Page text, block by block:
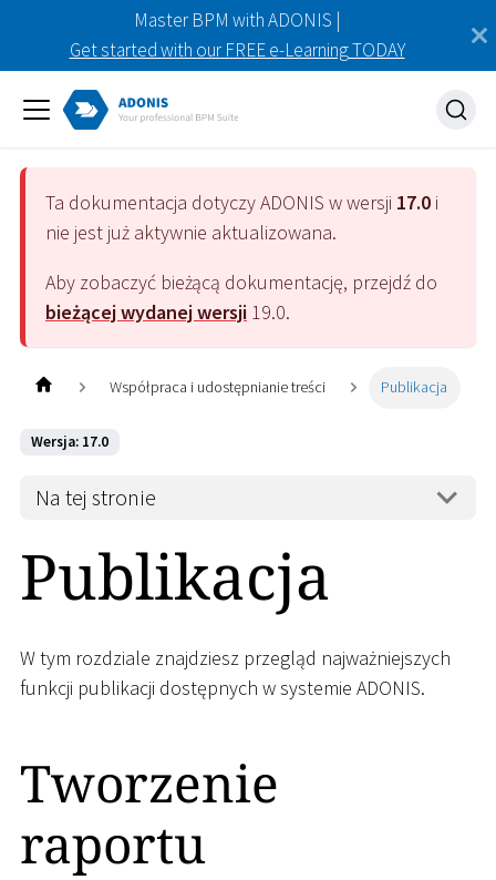
Master BPM with ADONIS |
Get started with our FREE e-Learning TODAY
Ta dokumentacja dotyczyADONIS w wersji 17.0 i
nie jest już aktywnie aktualizowana.
Aby zobaczyć bieżącą dokumentację, przejdź do
bieżącej wydanej wersji 19.0.
Współpraca i udostępnianie treści Publikacja
Wersja: 17.0
Na tej stronie
Publikacja
W tym rozdziale znajdziesz przegląd najważniejszych
funkcji publikacji dostępnych w systemie ADONIS.
Tworzenie
raportu